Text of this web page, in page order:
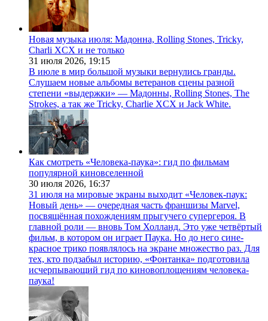
Новая музыка июля: Мадонна, Rolling Stones, Tricky,
Charli XCX и не только
31 июля 2026, 19:15
В июле в мир большой музыки вернулись гранды.
Слушаем новые альбомы ветеранов сцены разной
степени «выдержки» — Мадонны, Rolling Stones, The
Strokes, а так же Tricky, Charlie XCX и Jack White.
Как смотреть «Человека-паука»: гид по фильмам
популярной киновселенной
30 июля 2026, 16:37
31 июля на мировые экраны выходит «Человек-паук:
Новый день» — очередная часть франшизы Marvel,
посвящённая похождениям прыгучего супергероя. В
главной роли — вновь Том Холланд. Это уже четвёртый
фильм, в котором он играет Паука. Но до него сине-
красное трико появлялось на экране множество раз. Для
тех, кто подзабыл историю, «Фонтанка» подготовила
исчерпывающий гид по киновоплощениям человека-
паука!